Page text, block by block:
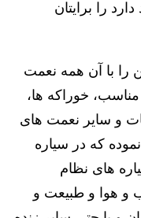
را برايتان
را با آن همه نعمت
خوراكه ‌ها،
و سایر نعمت های
که در سیاره
های نظام
و هوا و طبیعت و